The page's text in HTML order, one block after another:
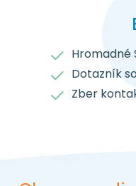
Hromadné
Dotazník
Zber